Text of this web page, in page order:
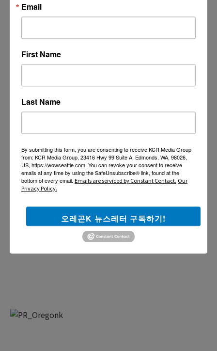
Email
First Name
Last Name
By submitting this form, you are consenting to receive KCR Media Group
from: KCR Media Group, 23416 Hwy 99 Suite A, Edmonds, WA, 98026,
US, https://wowseattle.com. You can revoke your consent to receive
emails at any time by using the SafeUnsubscribe® link, found at the
bottom of every email. Emails are serviced by Constant Contact. Our
Privacy Policy.
오레곤K 뉴스레터 구독하기!